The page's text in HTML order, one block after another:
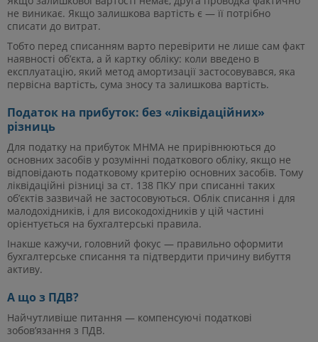
не виникає. Якщо залишкова вартість є — її потрібно
списати до витрат.
Тобто перед списанням варто перевірити не лише сам факт
наявності об’єкта, а й картку обліку: коли введено в
експлуатацію, який метод амортизації застосовувався, яка
первісна вартість, сума зносу та залишкова вартість.
Податок на прибуток: без «ліквідаційних»
різниць
Для податку на прибуток МНМА не прирівнюються до
основних засобів у розумінні податкового обліку, якщо не
відповідають податковому критерію основних засобів. Тому
ліквідаційні різниці за ст. 138 ПКУ при списанні таких
об’єктів зазвичай не застосовуються. Облік списання і для
малодохідників, і для високодохідників у цій частині
орієнтується на бухгалтерські правила.
Інакше кажучи, головний фокус — правильно оформити
бухгалтерське списання та підтвердити причину вибуття
активу.
А що з ПДВ?
Найчутливіше питання — компенсуючі податкові
зобов’язання з ПДВ.